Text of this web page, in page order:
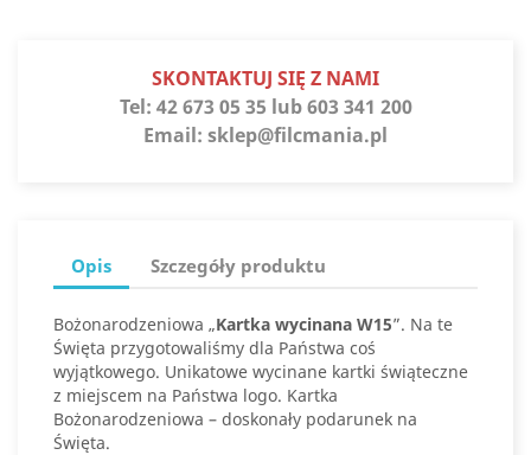
SKONTAKTUJ SIĘ Z NAMI
Tel: 42 673 05 35 lub 603 341 200
Email: sklep@filcmania.pl
Opis Szczegóły produktu
Bożonarodzeniowa „Kartka wycinana W15”. Na te
Święta przygotowaliśmy dla Państwa coś
wyjątkowego. Unikatowe wycinane kartki świąteczne
z miejscem na Państwa logo. Kartka
Bożonarodzeniowa – doskonały podarunek na
Święta.